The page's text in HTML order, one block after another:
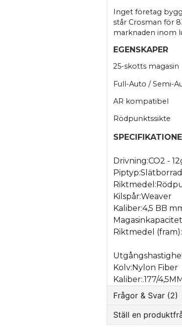
Inget företag
står Crosman för
marknaden inom
EGENSKAPER
25-skotts magasin
Full-Auto / Semi-
AR kompatibel
Rödpunktssikte
Drivning:CO2 -
Piptyp:Slätborrad
Riktmedel:
Kilspår:Weaver
Kaliber:4,5 BB
Riktmedel (fram):
Kolv:Nylon Fiber
Kaliber:.177/
Frågor & Svar (2)
Ställ en